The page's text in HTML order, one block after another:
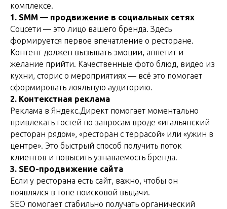
комплексе.
1. SMM — продвижение в социальных сетях
Соцсети — это лицо вашего бренда. Здесь
формируется первое впечатление о ресторане.
Контент должен вызывать эмоции, аппетит и
желание прийти. Качественные фото блюд, видео из
кухни, сторис о мероприятиях — всё это помогает
сформировать лояльную аудиторию.
2. Контекстная реклама
Реклама в Яндекс.Директ помогает моментально
привлекать гостей по запросам вроде «итальянский
ресторан рядом», «ресторан с террасой» или «ужин в
центре». Это быстрый способ получить поток
клиентов и повысить узнаваемость бренда.
3. SEO-продвижение сайта
Если у ресторана есть сайт, важно, чтобы он
появлялся в топе поисковой выдачи.
SEO помогает стабильно получать органический